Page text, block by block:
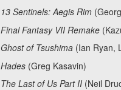
13 Sentinels: Aegis Rim
Final Fantasy VII Remake
Ghost of Tsushima(Ian Ryan,
Hades(Greg Kasavin)
The Last of Us Part II(Neil